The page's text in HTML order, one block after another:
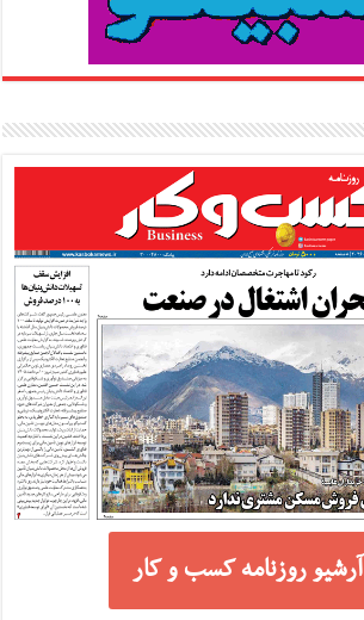
آرشیو روزنامه کسب و کار